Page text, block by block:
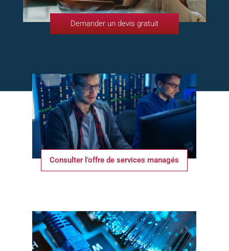
Demander un devis gratuit
Consulter l’offre de services managés